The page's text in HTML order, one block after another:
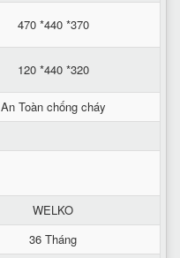
470 *440 *370
120 *440 *320
An Toàn chống cháy
WELKO
36 Tháng